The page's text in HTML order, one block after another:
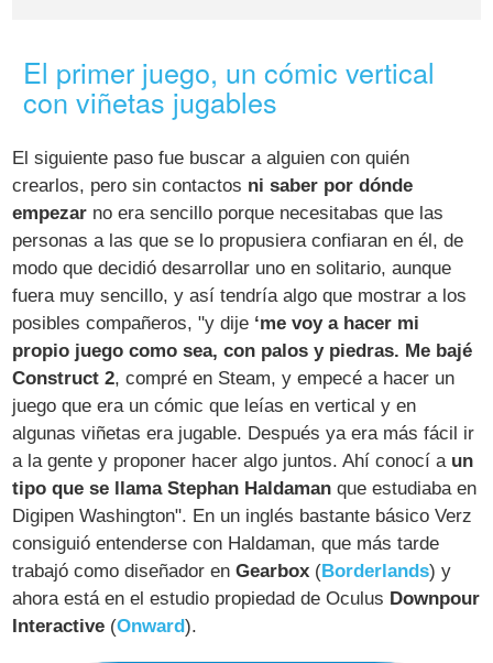
El primer juego, un cómic vertical
con viñetas jugables
El siguiente paso fue buscar a alguien con quién
crearlos, pero sin contactos ni saber por dónde
empezar no era sencillo porque necesitabas que las
personas a las que se lo propusiera confiaran en él, de
modo que decidió desarrollar uno en solitario, aunque
fuera muy sencillo, y así tendría algo que mostrar a los
posibles compañeros, "y dije ‘me voy a hacer mi
propio juego como sea, con palos y piedras. Me bajé
Construct 2, compré en Steam, y empecé a hacer un
juego que era un cómic que leías en vertical y en
algunas viñetas era jugable. Después ya era más fácil ir
a la gente y proponer hacer algo juntos. Ahí conocí a un
tipo que se llama Stephan Haldaman que estudiaba en
Digipen Washington". En un inglés bastante básico Verz
consiguió entenderse con Haldaman, que más tarde
trabajó como diseñador enGearbox (Borderlands) y
ahora está en el estudio propiedad de Oculus Downpour
Interactive (Onward).